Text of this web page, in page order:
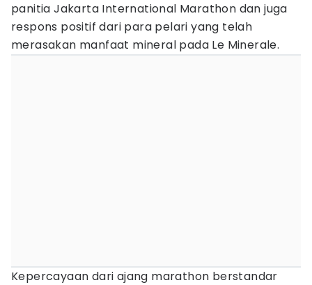
panitia Jakarta International Marathon dan juga
respons positif dari para pelari yang telah
merasakan manfaat mineral pada Le Minerale.
Kepercayaan dari ajang marathon berstandar